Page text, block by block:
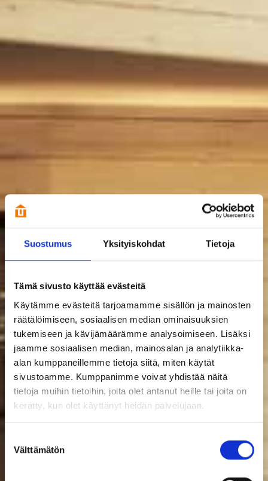
Suostumus Yksityiskohdat Tietoja
Tämä sivusto käyttää evästeitä
Käytämme evästeitä tarjoamamme sisällön ja mainosten
räätälöimiseen, sosiaalisen median ominaisuuksien
tukemiseen ja kävijämäärämme analysoimiseen. Lisäksi
jaamme sosiaalisen median, mainosalan ja analytiikka-
alan kumppaneillemme tietoja siitä, miten käytät
sivustoamme. Kumppanimme voivat yhdistää näitä
tietoja muihin tietoihin, joita olet antanut heille tai joita on
kerätty, kun olet käyttänyt heidän palvelujaan.
valinta
Välttämätön